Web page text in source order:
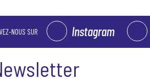
SUR Instagram